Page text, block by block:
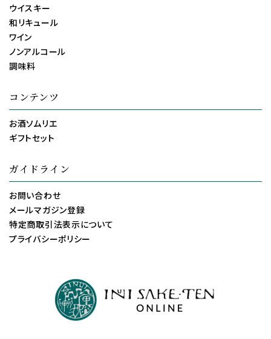
ウイスキー
和リキュール
ワイン
ノンアルコール
調味料
コンテンツ
お酒ソムリエ
ギフトセット
ガイドライン
お問い合わせ
メールマガジン登録
特定商取引法表示について
プライバシーポリシー